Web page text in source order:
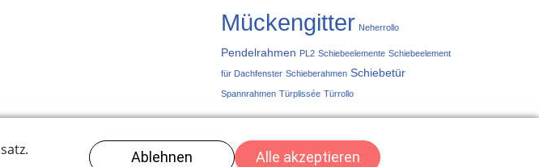
Mückengitter Neherrollo
Pendelrahmen PL2 Schiebeelemente Schiebeelement
für Dachfenster Schieberahmen Schiebetür
Spannrahmen Türplissée Türrollo